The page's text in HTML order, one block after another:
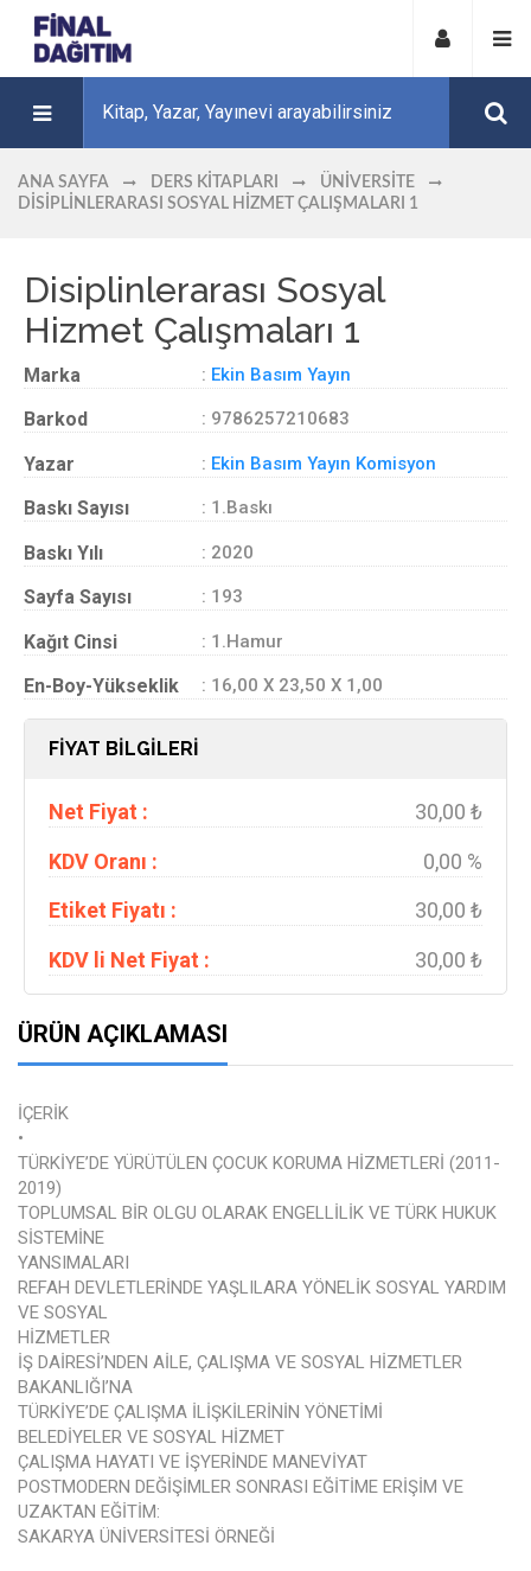
ANA SAYFA DERS KITAPLARI
ÜNIVERSITE
DISIPLINLERARASI SOSYAL HIZMET ÇALIŞMALARI 1
Disiplinlerarası Sosyal
Hizmet Çalışmaları 1
Marka : Ekin Basım Yayın
Barkod : 9786257210683
Yazar : Ekin Basım Yayın Komisyon
Baskı Sayısı : 1.Baskı
Baskı Yılı : 2020
Sayfa Sayısı : 193
Kağıt Cinsi : 1.Hamur
En-Boy-Yükseklik : 16,00 X 23,50 X 1,00
FİYAT BİLGİLERİ
Net Fiyat :
30,00 ₺
KDV Oranı :
0,00 %
Etiket Fiyatı :
30,00 ₺
KDV li Net Fiyat :
30,00 ₺
ÜRÜN AÇIKLAMASI
İÇERİK
•
TÜRKİYE’DE YÜRÜTÜLEN ÇOCUK KORUMA HİZMETLERİ (2011-
2019)
TOPLUMSAL BİR OLGU OLARAK ENGELLİLİK VE TÜRK HUKUK
SİSTEMİNE
YANSIMALARI
REFAH DEVLETLERİNDE YAŞLILARA YÖNELİK SOSYAL YARDIM
VE SOSYAL
HİZMETLER
İŞ DAİRESİ’NDEN AİLE, ÇALIŞMA VE SOSYAL HİZMETLER
BAKANLIĞI’NA
TÜRKİYE’DE ÇALIŞMA İLİŞKİLERİNİN YÖNETİMİ
BELEDİYELER VE SOSYAL HİZMET
ÇALIŞMA HAYATI VE İŞYERİNDE MANEVİYAT
POSTMODERN DEĞİŞİMLER SONRASI EĞİTİME ERİŞİM VE
UZAKTAN EĞİTİM:
SAKARYA ÜNİVERSİTESİ ÖRNEĞİ